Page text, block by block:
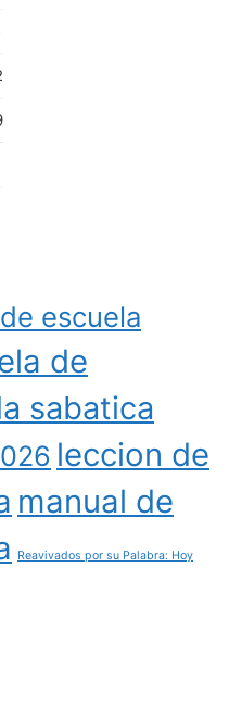
escuela
de
sabatica
leccion de
manual de
Reavivados por su Palabra: Hoy